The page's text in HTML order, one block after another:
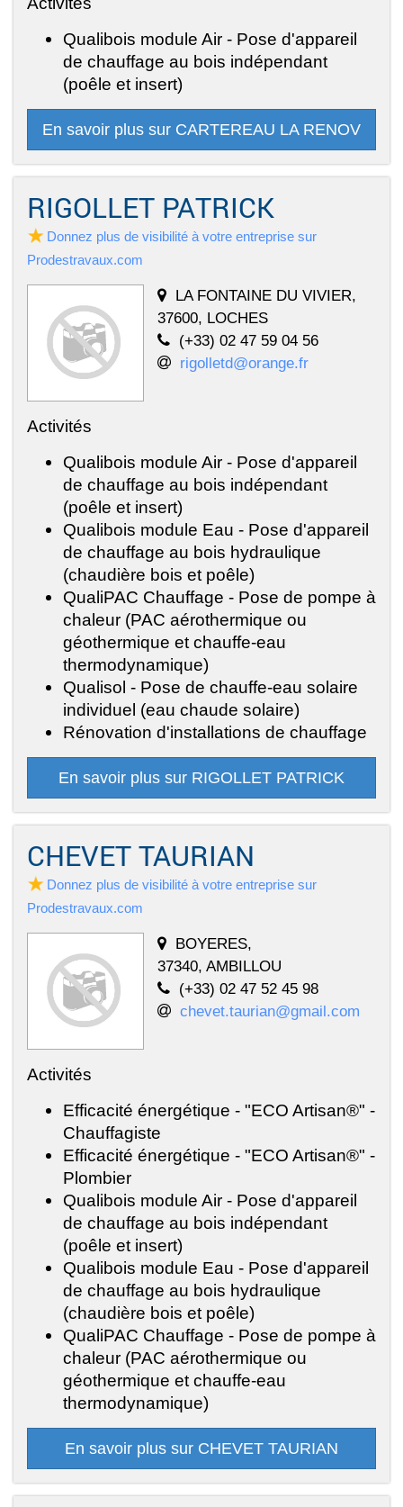
Qualibois module Air - Pose d'appareil
de chauffage au bois indépendant
(poêle et insert)
En savoir plus sur CARTEREAU LA RENOV
RIGOLLET PATRICK
Donnez plus de visibilité à votre entreprise sur
Prodestravaux.com
LA FONTAINE DU VIVIER,
37600, LOCHES
(+33) 02 47 59 04 56
rigolletd@orange.fr
Activités
Qualibois module Air - Pose d'appareil
de chauffage au bois indépendant
(poêle et insert)
Qualibois module Eau - Pose d'appareil
de chauffage au bois hydraulique
(chaudière bois et poêle)
QualiPAC Chauffage - Pose de pompe à
chaleur (PAC aérothermique ou
géothermique et chauffe-eau
thermodynamique)
Qualisol - Pose de chauffe-eau solaire
individuel (eau chaude solaire)
Rénovation d'installations de chauffage
En savoir plus sur RIGOLLET PATRICK
CHEVET TAURIAN
Donnez plus de visibilité à votre entreprise sur
Prodestravaux.com
BOYERES,
37340, AMBILLOU
(+33) 02 47 52 45 98
chevet.taurian@gmail.com
Activités
Efficacité énergétique - "ECO Artisan®" -
Chauffagiste
Efficacité énergétique - "ECO Artisan®" -
Plombier
Qualibois module Air - Pose d'appareil
de chauffage au bois indépendant
(poêle et insert)
Qualibois module Eau - Pose d'appareil
de chauffage au bois hydraulique
(chaudière bois et poêle)
QualiPAC Chauffage - Pose de pompe à
chaleur (PAC aérothermique ou
géothermique et chauffe-eau
thermodynamique)
En savoir plus sur CHEVET TAURIAN